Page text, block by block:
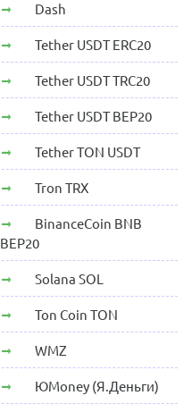
Dash
Tether USDT ERC20
Tether USDT TRC20
Tether USDT BEP20
Tether TON USDT
Tron TRX
BinanceCoin BNB
BEP20
Solana SOL
Ton Coin TON
WMZ
ЮMoney (Я.Деньги)